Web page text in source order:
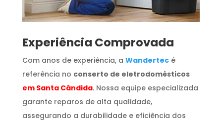
​Experiência Comprovada
Com anos de experiência, a Wandertecé
referência no conserto de eletrodomésticos
em Santa Cândida. Nossa equipe especializada
garante reparos de alta qualidade,
assegurando a durabilidade e eficiência dos